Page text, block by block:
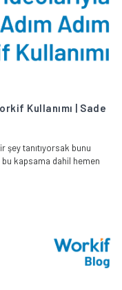
Kullanımı | Sade
şey tanıtıyorsak bunu
kapsama dahil hemen